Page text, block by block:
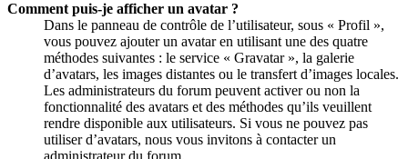
Comment puis-je afficher un avatar ?
Dans le panneau de contrôle de l’utilisateur, sous « Profil »,
vous pouvez ajouter un avatar en utilisant une des quatre
méthodes suivantes : le service « Gravatar », la galerie
d’avatars, les images distantes ou le transfert d’images locales.
Les administrateurs du forum peuvent activer ou non la
fonctionnalité des avatars et des méthodes qu’ils veuillent
rendre disponible aux utilisateurs. Si vous ne pouvez pas
utiliser d’avatars, nous vous invitons à contacter un